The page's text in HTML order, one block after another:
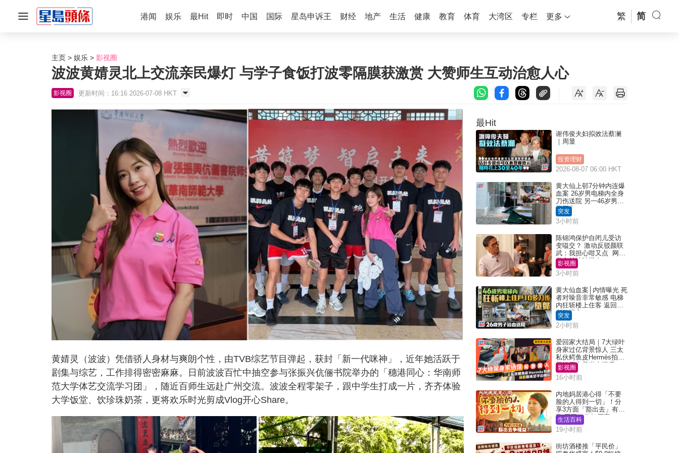
港闻 娱乐 最Hit 即时 中国 国际 星岛申诉王 财经 地产 生活 健康 教育 体育 大湾区 专栏 更多 繁 简
主页 娱乐 影视圈
波波黄婧灵北上交流亲民爆灯 与学子食饭打波零隔膜获激赏 大赞师生互动治愈人心
影视圈 更新时间：16:16 2026-07-08 HKT
黄婧灵（波波）凭借骄人身材与爽朗个性，由TVB综艺节目弹起，获封「新一代咪神」，近年她活跃于
剧集与综艺，工作排得密密麻麻。日前波波百忙中抽空参与张振兴伉俪书院举办的「穗港同心：华南师
范大学体艺交流学习团」，随近百师生远赴广州交流。波波全程零架子，跟中学生打成一片，齐齐体验
大学饭堂、饮珍珠奶茶，更将欢乐时光剪成Vlog开心Share。
最Hit
谢伟俊夫妇拟效法蔡澜
｜周显
投资理财
2026-08-07 06:00 HKT
黄大仙上邨7分钟内连爆
血案 26岁男电梯内全身
刀伤送院 另一46岁男倒
毙平台
突发
3小时前
陈锦鸿保护自闭儿受访
变嗌交？ 激动反驳颜联
武：我担心咁又点 网民
批主持咄咄逼人
影视圈
3小时前
黄大仙血案│内情曝光 死
者对噪音非常敏感 电梯
内狂斩楼上住客 返回住
所堕楼亡
突发
2小时前
爱回家大结局｜7大绿叶
身家过亿背景惊人 三太
私伙鳄鱼皮Hermès拍剧
苏姐原来是半山楼后
影视圈
16小时前
内地妈居港心得「不要
脸的人得到一切」！分
享3方面「豁出去」有著
数 网民：你好厉害
生活百科
19小时前
街坊酒楼推「平民价」